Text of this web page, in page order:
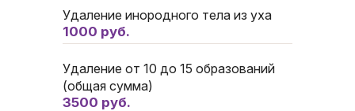
Удаление инородного тела из уха
1000 руб.
Удаление от 10 до 15 образований
(общая сумма)
3500 руб.